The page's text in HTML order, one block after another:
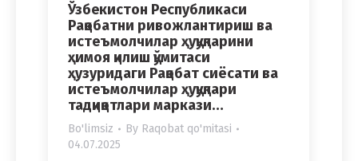
Ўзбекистон Республикаси
Рақобатни ривожлантириш ва
истеъмолчилар ҳуқуқларини
ҳимоя қилиш қўмитаси
ҳузуридаги Рақобат сиёсати ва
истеъмолчилар ҳуқуқлари
тадқиқотлари маркази…
Bo'limsiz By Raqobat qo'mitasi
04.07.2025